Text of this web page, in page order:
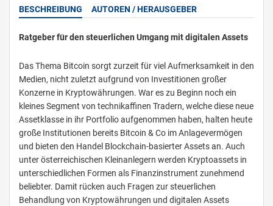
BESCHREIBUNG AUTOREN / HERAUSGEBER
Ratgeber für den steuerlichen Umgang mit digitalen Assets
Das Thema Bitcoin sorgt zurzeit für viel Aufmerksamkeit in den
Medien, nicht zuletzt aufgrund von Investitionen großer
Konzerne in Kryptowährungen. War es zu Beginn noch ein
kleines Segment von technikaffinen Tradern, welche diese neue
Assetklasse in ihr Portfolio aufgenommen haben, halten heute
große Institutionen bereits Bitcoin & Co im Anlagevermögen
und bieten den Handel Blockchain-basierter Assets an. Auch
unter österreichischen Kleinanlegern werden Kryptoassets in
unterschiedlichen Formen als Finanzinstrument zunehmend
beliebter. Damit rücken auch Fragen zur steuerlichen
Behandlung von Kryptowährungen und digitalen Assets